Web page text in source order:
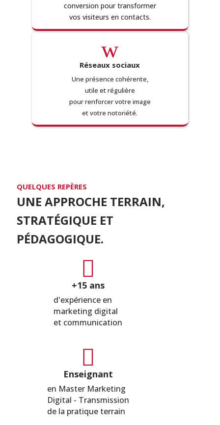
conversion pour transformer
vos visiteurs en contacts.
w
Réseaux sociaux
Une présence cohérente,
utile et régulière
pour renforcer votre image
et votre notoriété.
QUELQUES REPÈRES
UNE APPROCHE TERRAIN,
STRATÉGIQUE ET
PÉDAGOGIQUE.

+15 ans
d'expérience en
marketing digital
et communication

Enseignant
en Master Marketing
Digital - Transmission
de la pratique terrain